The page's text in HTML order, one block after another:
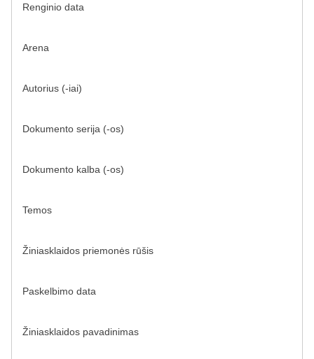
Renginio data
Arena
Autorius (-iai)
Dokumento serija (-os)
Dokumento kalba (-os)
Temos
Žiniasklaidos priemonės rūšis
Paskelbimo data
Žiniasklaidos pavadinimas